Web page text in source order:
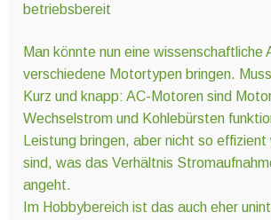
betriebsbereit
Man könnte nun eine wissenschaftliche
verschiedene Motortypen bringen.
Kurz und knapp: AC-Motoren sind
Wechselstrom und Kohlebürsten
Leistung bringen, aber nicht so
sind, was das Verhältnis
angeht.
Im Hobbybereich ist das auch eher